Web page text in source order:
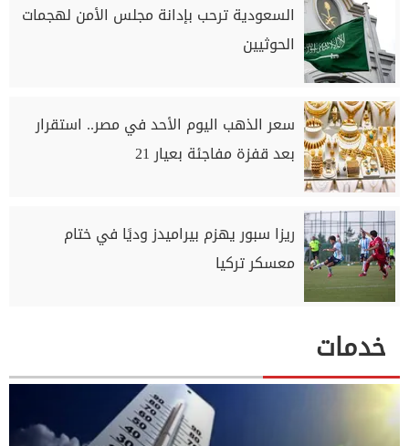
السعودية ترحب بإدانة مجلس الأمن لهجمات
الحوثيين
سعر الذهب اليوم الأحد في مصر.. استقرار
بعد قفزة مفاجئة بعيار 21
ريزا سبور يهزم بيراميدز وديًا في ختام
معسكر تركيا
خدمات